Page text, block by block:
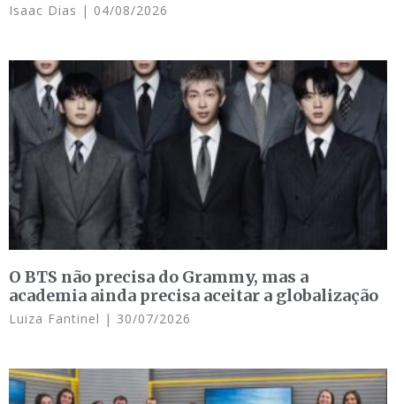
Isaac Dias 04/08/2026
O BTS não precisa do Grammy, mas a
academia ainda precisa aceitar a globalização
Luiza Fantinel 30/07/2026